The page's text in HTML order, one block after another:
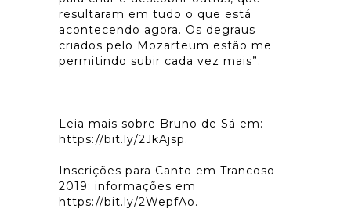
resultaram em tudo o que está
acontecendo agora. Os degraus
criados pelo Mozarteum estão me
permitindo subir cada vez mais”.
Leia mais sobre Bruno de Sá em:
https://bit.ly/2JkAjsp.
Inscrições para Canto em Trancoso
2019: informações em
https://bit.ly/2WepfAo.